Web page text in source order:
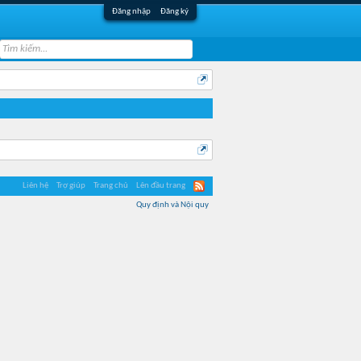
Đăng nhập Đăng ký
Liên hệ Trợ giúp Trang chủ Lên đầu trang
Quy định và Nội quy